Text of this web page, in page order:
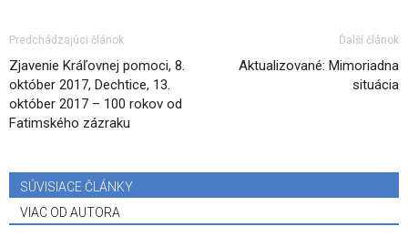
Predchádzajúci článok
Zjavenie Kráľovnej pomoci, 8.
október 2017, Dechtice, 13.
október 2017 – 100 rokov od
Fatimského zázraku
Ďalší článok
Aktualizované: Mimoriadna
situácia
SÚVISIACE ČLÁNKY
VIAC OD AUTORA